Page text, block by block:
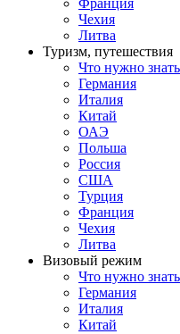
Франция
Чехия
Литва
Туризм, путешествия
Что нужно
Германия
Италия
Китай
ОАЭ
Польша
Россия
США
Турция
Франция
Чехия
Литва
Визовый режим
Что нужно
Германия
Италия
Китай